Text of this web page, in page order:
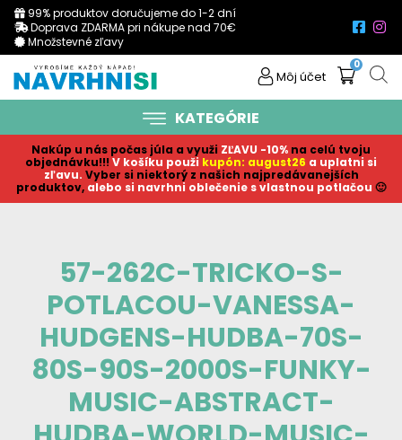
99% produktov doručujeme do 1-2 dní
Doprava ZDARMA pri nákupe nad 70€
Množstevné zľavy
Môj účet
0
KATEGÓRIE
Nakúp u nás počas júla a využi ZĽAVU -10% na celú tvoju
objednávku!!! V košíku použi kupón: august26 a uplatni si
zľavu. Vyber si niektorý z našich najpredávanejších
produktov, alebo si navrhni oblečenie s vlastnou potlačou 🙂
57-262C-TRICKO-S-
POTLACOU-VANESSA-
HUDGENS-HUDBA-70S-
80S-90S-2000S-FUNKY-
MUSIC-ABSTRACT-